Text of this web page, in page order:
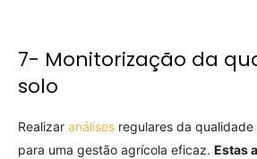
7- Monitorização da
solo
Realizar análises regulares da
para uma gestão agrícola eficaz. Estas